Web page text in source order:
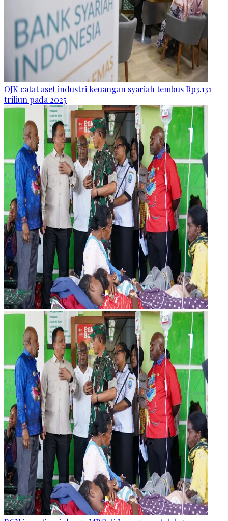
OJK catat aset industri keuangan syariah tembus Rp3.131
triliun pada 2025